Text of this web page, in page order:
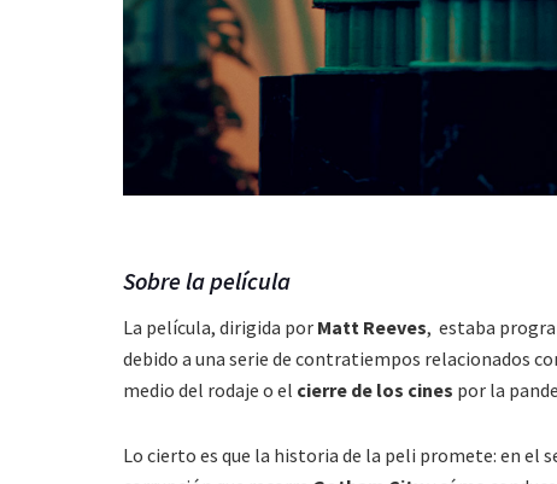
Sobre la película
La película, dirigida por Matt Reeves, estaba
debido a una serie de contratiempos relacionados
medio del rodaje o el cierre de los cines por la
Lo cierto es que la historia de la peli promete: en el